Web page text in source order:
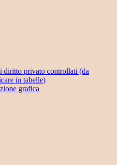
diritto privato controllati (da
in tabelle)
grafica